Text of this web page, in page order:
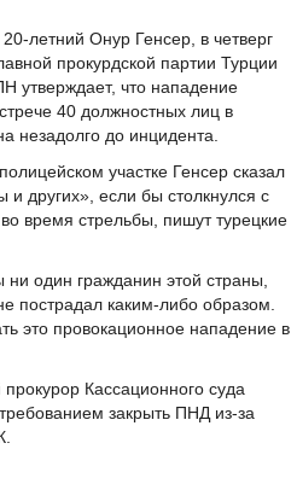
летний Онур Генсер, в четверг
прокурдской партии Турции
утверждает, что нападение
40 должностных лиц в
незадолго до инцидента.
участке Генсер сказал
и других», если бы столкнулся с
время стрельбы, пишут турецкие
один гражданин этой страны,
пострадал каким-либо образом.
это провокационное нападение в
Кассационного суда
закрыть ПНД из-за